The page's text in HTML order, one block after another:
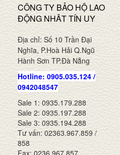
CÔNG TY BẢO HỘ LAO
ĐỘNG NHÂT TÍN UY
Địa chỉ: Số 10 Trần Đại
Nghĩa, P.Hoà Hải Q.Ngũ
Hành Sơn TP.Đà Nẵng
Hotline: 0905.035.124 /
0942048547
Sale 1: 0935.179.288
Sale 2: 0935.197.288
Sale 3: 0935.194.288
Tư vấn: 02363.967.859 /
858